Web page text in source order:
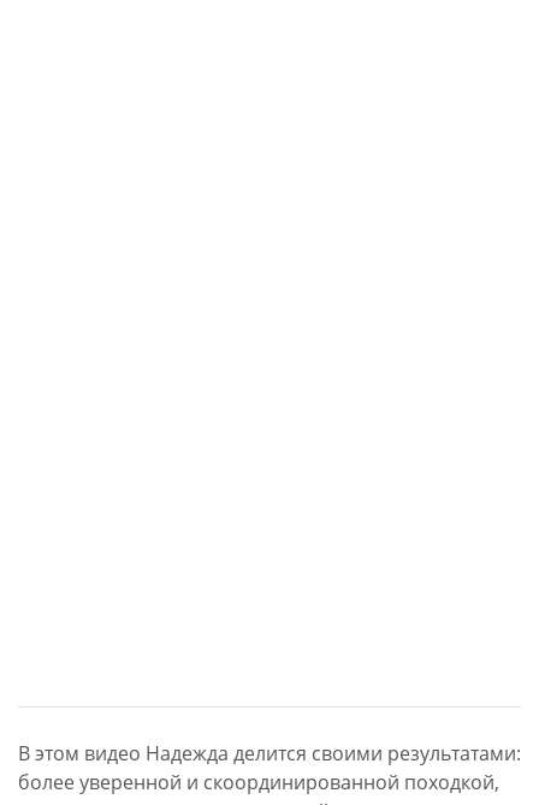
В этом видео Надежда делится своими результатами:
более уверенной и скоординированной походкой,